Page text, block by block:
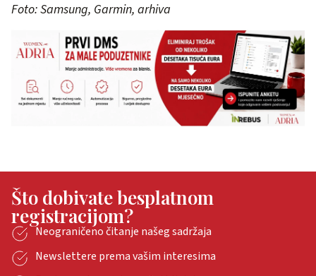
Foto: Samsung, Garmin, arhiva
Što dobivate besplatnom
registracijom?
Neograničeno čitanje našeg sadržaja
Newslettere prema vašim interesima